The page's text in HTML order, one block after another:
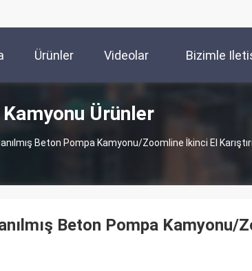
Ürünler Videolar Bizimle
Kamyonu Ürünler
Beton Pompa Kamyonu/Zoomline İkinci El
Beton Pompa Kamyonu/